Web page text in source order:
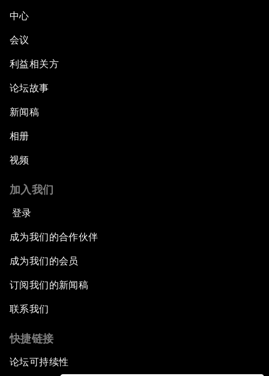
中心
会议
利益相关方
论坛故事
新闻稿
相册
视频
加入我们
登录
成为我们的合作伙伴
成为我们的会员
订阅我们的新闻稿
联系我们
快捷链接
论坛可持续性